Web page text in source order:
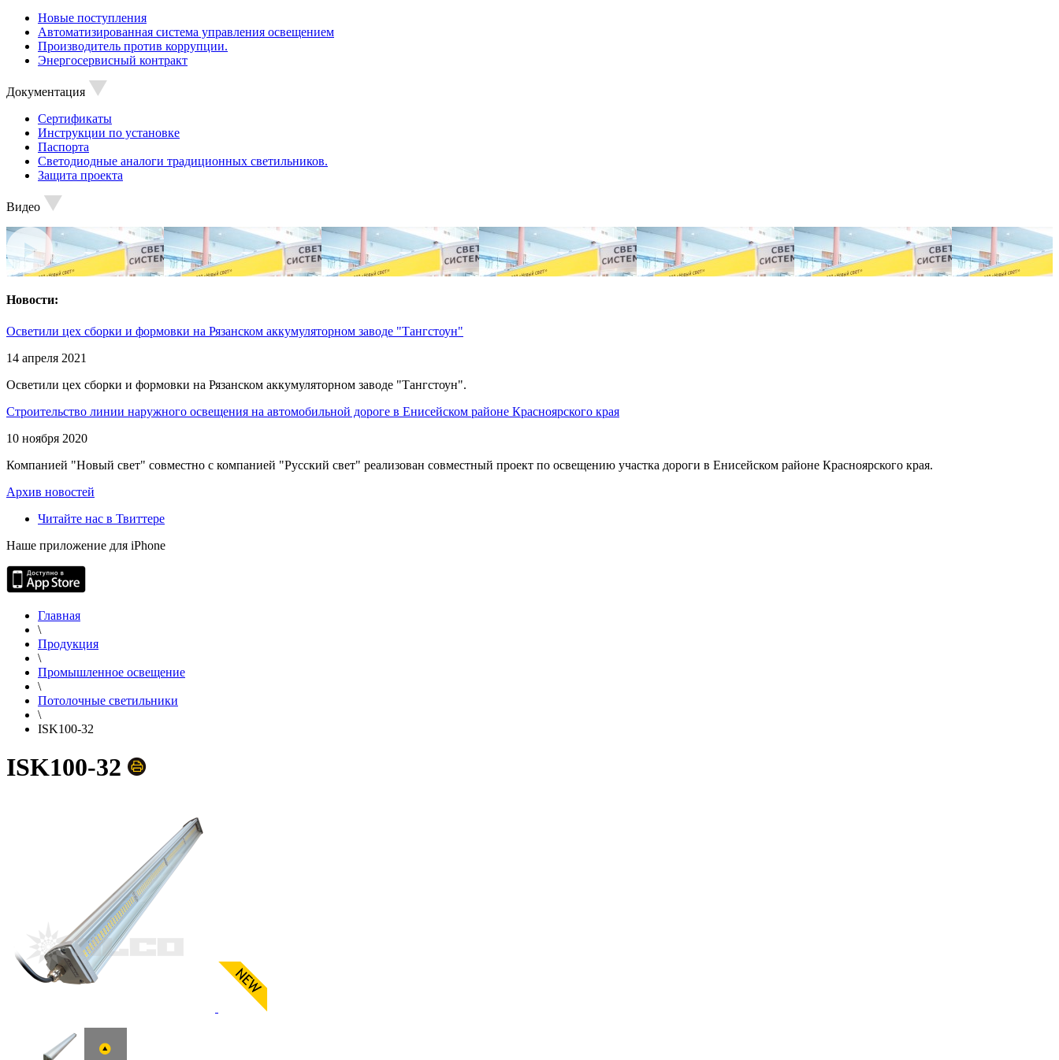
Новые поступления
Автоматизированная система управления освещением
Производитель против коррупции.
Энергосервисный контракт
Документация
Сертификаты
Инструкции по установке
Паспорта
Светодиодные аналоги традиционных светильников.
Защита проекта
Видео
Новости:
Осветили цех сборки и формовки на Рязанском аккумуляторном заводе "Тангстоун"
14 апреля 2021
Осветили цех сборки и формовки на Рязанском аккумуляторном заводе "Тангстоун".
Строительство линии наружного освещения на автомобильной дороге в Енисейском районе Красноярского края
10 ноября 2020
Компанией "Новый свет" совместно с компанией "Русский свет" реализован совместный проект по освещению участка дороги в Енисейском районе Красноярского края.
Архив новостей
Читайте нас в Твиттере
Наше приложение для iPhone
Главная
\
Продукция
\
Промышленное освещение
\
Потолочные светильники
\
ISK100-32
ISK100-32